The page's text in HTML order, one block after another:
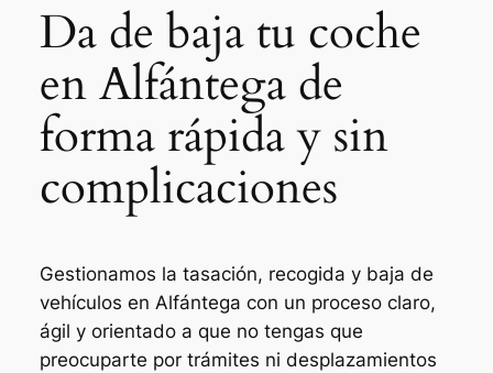
Da de baja tu coche
en Alfántega de
forma rápida y sin
complicaciones
Gestionamos la tasación, recogida y baja de
vehículos en Alfántega con un proceso claro,
ágil y orientado a que no tengas que
preocuparte por trámites ni desplazamientos